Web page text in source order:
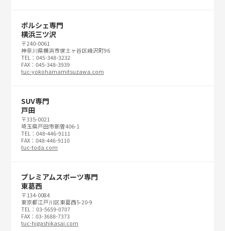
ポルシェ専門
横浜三ツ沢
〒240-0061
神奈川県横浜市保土ヶ谷区峰沢町96
TEL：045-348-3232
FAX：045-348-3939
tuc-yokohamamitsuzawa.com
SUV専門
戸田
〒335-0021
埼玉県戸田市新曽406-1
TEL：048-446-9111
FAX：048-446-9110
tuc-toda.com
プレミアムスポーツ専門
東葛西
〒134-0084
東京都江戸川区東葛西5-20-9
TEL：03-5659-0707
FAX：03-3688-7373
tuc-higashikasai.com